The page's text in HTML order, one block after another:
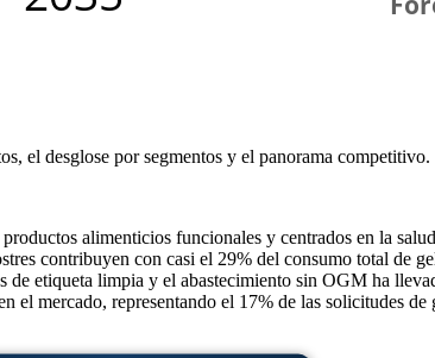
el desglose por segmentos y el panorama competitivo.
alimenticios funcionales y centrados en la
contribuyen con casi el 29% del consumo total de
etiqueta limpia y el abastecimiento sin OGM ha
mercado, representando el 17% de las solicitudes